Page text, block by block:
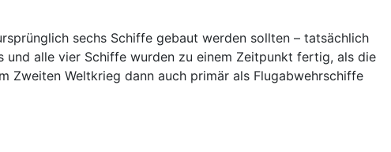
sechs Schiffe gebaut werden sollten – tatsächlich
alle vier Schiffe wurden zu einem Zeitpunkt fertig, als die
Zweiten Weltkrieg dann auch primär als Flugabwehrschiffe